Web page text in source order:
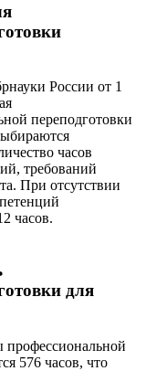
России от 1
переподготовки
часов
требований
При отсутствии
часов.
для
профессиональной
576 часов, что